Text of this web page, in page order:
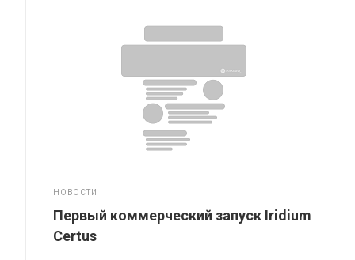
НОВОСТИ
Первый коммерческий запуск Iridium
Certus